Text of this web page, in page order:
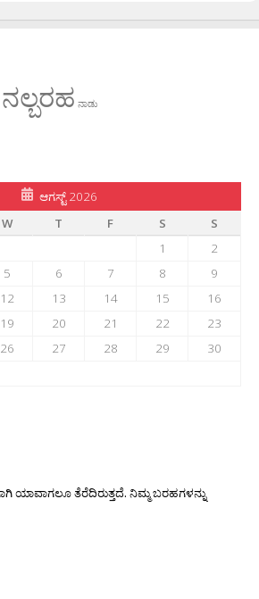
ನಲ್ಬರಹ ನಾಡು
ಆಗಸ್ಟ್ 2026
W T F S
S
1
2
5 6 7 8
9
12 13 14 15
16
19 20 21 22
23
26 27 28 29
30
ಯಾವಾಗಲೂ ತೆರೆದಿರುತ್ತದೆ. ನಿಮ್ಮ ಬರಹಗಳನ್ನು